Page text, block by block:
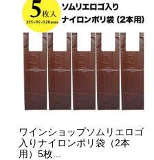
ワインショップソムリエロゴ
入りナイロンポリ袋（2本
用）5枚...